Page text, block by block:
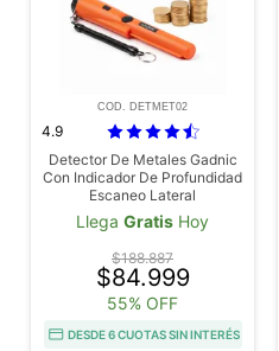
COD. DETMET02
4.9
Detector De Metales Gadnic
Con Indicador De Profundidad
Escaneo Lateral
Llega Gratis Hoy
$188.887
$84.999
55% OFF
DESDE 6 CUOTAS SIN INTERÉS